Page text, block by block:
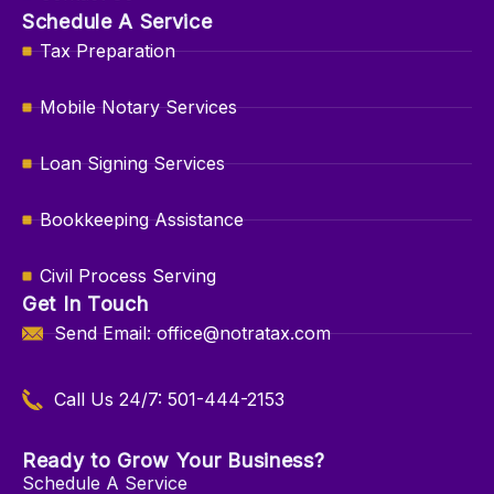
Schedule A Service
Tax Preparation
Mobile Notary Services
Loan Signing Services
Bookkeeping Assistance
Civil Process Serving
Get In Touch
Send Email: office@notratax.com
Call Us 24/7: 501-444-2153
Ready to Grow Your Business?
Schedule A Service